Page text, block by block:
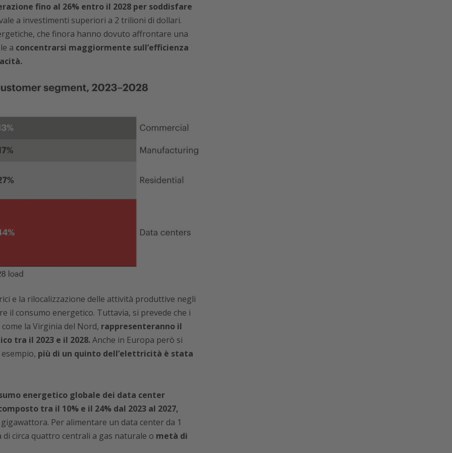
fino al 26% entro il 2028 per soddisfare
a investimenti superiori a 2 trilioni di dollari.
che finora hanno dovuto affrontare una
a concentrarsi maggiormente sull’efficienza
e la rilocalizzazione delle attività produttive negli
il consumo energetico. Tuttavia, si prevede che i
la Virginia del Nord, rappresenteranno il
tra il 2023 e il 2028.Anche in Europa però si
più di un quinto dell’elettricità è stata
energetico globale dei data center
tra il 10% e il 24% dal 2023 al 2027,
Per alimentare un data center da 1
circa quattro centrali a gas naturale o metà di